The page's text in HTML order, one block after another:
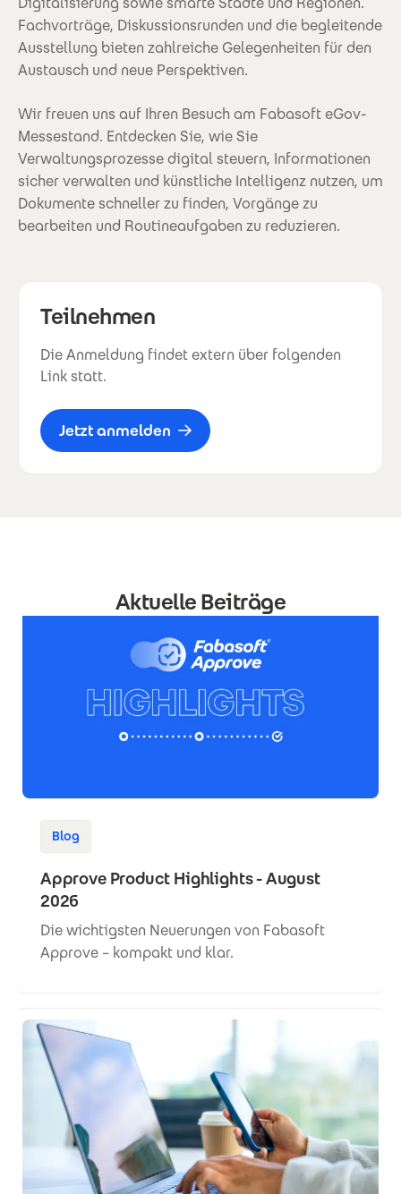
Fachvorträge, Diskussionsrunden und die begleitende
Ausstellung bieten zahlreiche Gelegenheiten für den
Austausch und neue Perspektiven.
Wir freuen uns auf Ihren Besuch am Fabasoft eGov-
Messestand. Entdecken Sie, wie Sie
Verwaltungsprozesse digital steuern, Informationen
sicher verwalten und künstliche Intelligenz nutzen, um
Dokumente schneller zu finden, Vorgänge zu
bearbeiten und Routineaufgaben zu reduzieren.
Teilnehmen
Die Anmeldung findet extern über folgenden
Link statt.
Jetzt anmelden
Aktuelle Beiträge
Blog
Approve Product Highlights - August
2026
Die wichtigsten Neuerungen von Fabasoft
Approve – kompakt und klar.